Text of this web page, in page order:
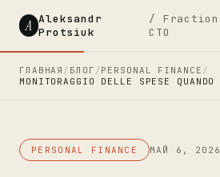
A Aleksandr
Protsiuk
/
CTO
ГЛАВНАЯ / БЛОГ /PERSONAL FINANCE /
MONITORAGGIO DELLE SPESE
PERSONAL FINANCE МАЙ 6, 2026